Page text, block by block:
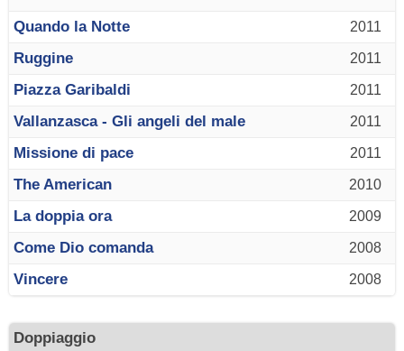
2011
Quando la Notte
2011
Ruggine
2011
Piazza Garibaldi
2011
Vallanzasca - Gli angeli del male
2011
Missione di pace
2010
The American
2009
La doppia ora
2008
Come Dio comanda
2008
Vincere
Doppiaggio